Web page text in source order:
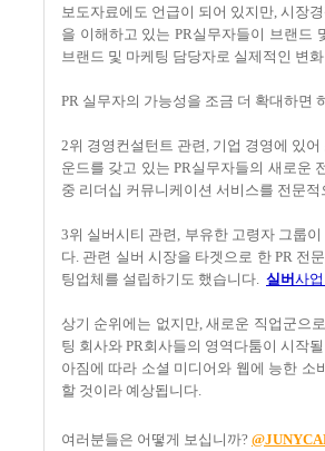
보도자료에도 언급이 되어 있지만, 시장
을 이해하고 있는 PR실무자들이 브랜드
브랜드 및 마케팅 담당자로 실제적인 변
PR 실무자의 가능성을 조금 더 확대하면
2위 경영컨설턴트 관련, 기업 경영에 있
운드를 갖고 있는 PR실무자들의 새로운
중 리더십 커뮤니케이션 서비스를 전문적
3위 실버시티 관련, 부유한 고령자 그룹
다. 관련 실버 시장을 타겟으로 한 PR 전
팅업체를 설립하기도 했습니다. 실버사
상기 순위에는 없지만, 새로운 직업군으
팅 회사와 PR회사들의 영역다툼이 시작
아짐에 따라 소셜 미디어와 웹에 능한 소
할 것이라 예상됩니다.
여러분들은 어떻게 보십니까?